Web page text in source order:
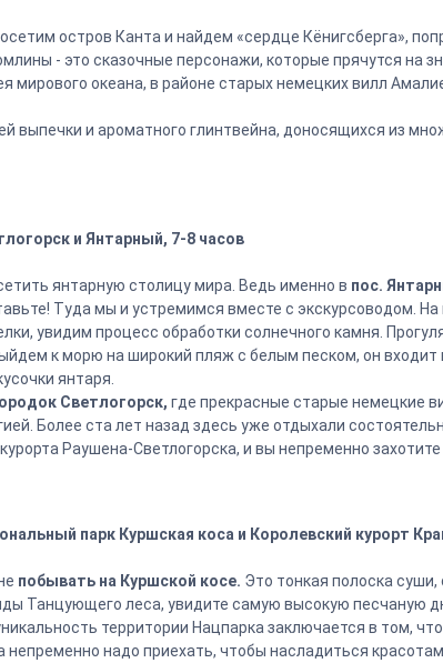
остров Канта и найдем «сердце Кёнигсберга»,
- это сказочные персонажи, которые прячутся на
мирового океана, в районе старых немецких вилл
выпечки и ароматного глинтвейна, доносящихся из
и Янтарный, 7-8 часов
янтарную столицу мира. Ведь именно в пос.
Туда мы и устремимся вместе с экскурсоводом.
увидим процесс обработки солнечного камня.
к морю на широкий пляж с белым песком, он
янтаря.
Светлогорск, где прекрасные старые немецкие
Более ста лет назад здесь уже отдыхали
Раушена-Светлогорска, и вы непременно
парк Куршская коса и Королевский курорт
побывать на Куршской косе. Это тонкая полоска
Танцующего леса, увидите самую высокую песчаную
территории Нацпарка заключается в том,
надо приехать, чтобы насладиться